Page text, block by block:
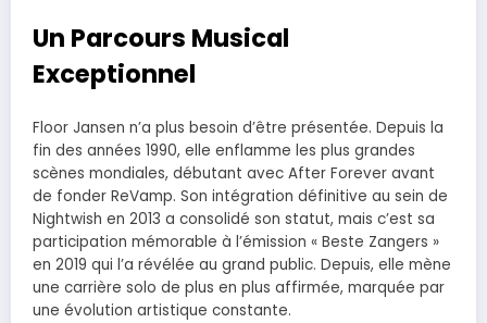
Un Parcours Musical
Exceptionnel
Floor Jansen n’a plus besoin d’être présentée. Depuis la
fin des années 1990, elle enflamme les plus grandes
scènes mondiales, débutant avec After Forever avant
de fonder ReVamp. Son intégration définitive au sein de
Nightwish en 2013 a consolidé son statut, mais c’est sa
participation mémorable à l’émission « Beste Zangers »
en 2019 qui l’a révélée au grand public. Depuis, elle mène
une carrière solo de plus en plus affirmée, marquée par
une évolution artistique constante.